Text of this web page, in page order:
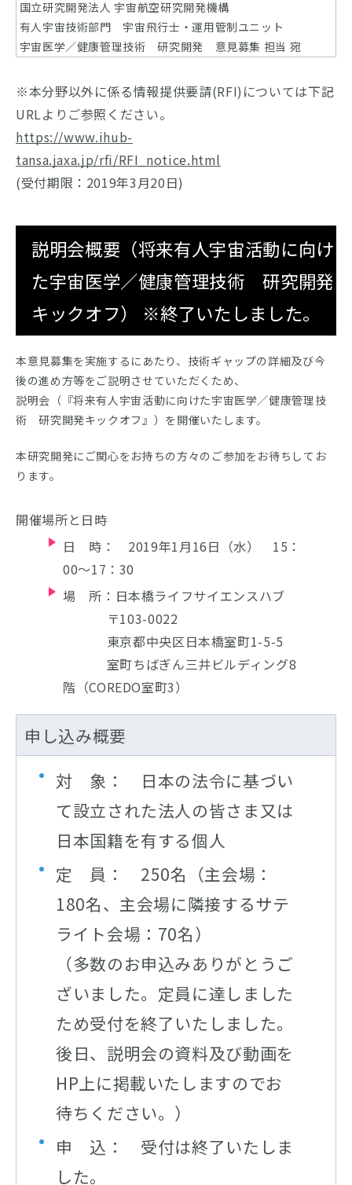
国立研究開発法人 宇宙航空研究開発機構
有人宇宙技術部門 宇宙飛行士・運用管制ユニット
宇宙医学／健康管理技術 研究開発 意見募集 担当 宛
※本分野以外に係る情報提供要請(RFI)については下記
URLよりご参照ください。
https://www.ihub-
tansa.jaxa.jp/rfi/RFI_notice.html
(受付期限：2019年3月20日)
説明会概要（将来有人宇宙活動に向け
た宇宙医学／健康管理技術 研究開発
キックオフ） ※終了いたしました。
本意見募集を実施するにあたり、技術ギャップの詳細及び今
後の進め方等をご説明させていただくため、
説明会（『将来有人宇宙活動に向けた宇宙医学／健康管理技
術 研究開発キックオフ』）を開催いたします。
本研究開発にご関心をお持ちの方々のご参加をお待ちしてお
ります。
開催場所と日時
日 時： 2019年1月16日（水） 15：
00～17：30
場 所：日本橋ライフサイエンスハブ
〒103-0022
東京都中央区日本橋室町1-5-5
室町ちばぎん三井ビルディング8
階（COREDO室町3）
申し込み概要
対 象： 日本の法令に基づい
て設立された法人の皆さま又は
日本国籍を有する個人
定 員： 250名（主会場：
180名、主会場に隣接するサテ
ライト会場：70名）
（多数のお申込みありがとうご
ざいました。定員に達しました
ため受付を終了いたしました。
後日、説明会の資料及び動画を
HP上に掲載いたしますのでお
待ちください。）
申 込： 受付は終了いたしま
した。